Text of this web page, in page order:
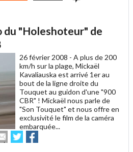
"Holeshoteur" de
26 février 2008 - A plus de 200
km/h sur la plage, Mickaël
Kavaliauska est arrivé 1er au
bout de la ligne droite du
Touquet au guidon d'une "900
CBR" ! Mickaël nous parle de
"Son Touquet" et nous offre en
exclusivité le film de la caméra
embarquée...
EnvoyerPartager
sur sur